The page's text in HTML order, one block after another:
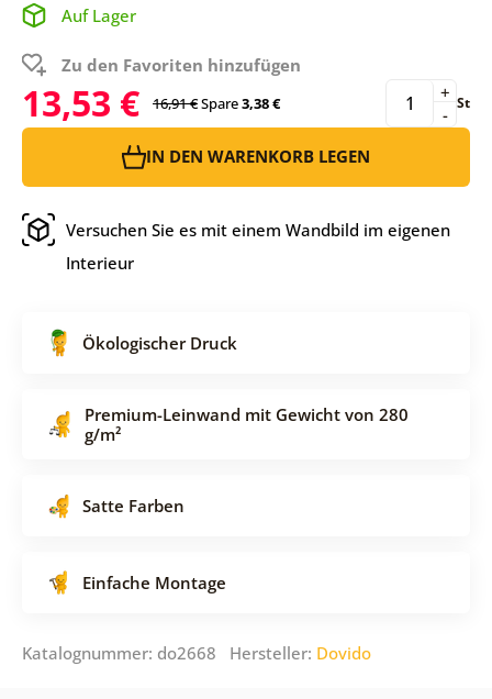
Auf Lager
Zu den Favoriten hinzufügen
13,53 € 16,91 €Spare3,38 € -
+ St
IN DEN WARENKORB LEGEN
Versuchen Sie es mit einem Wandbild im eigenen
Interieur
Ökologischer Druck
Premium-Leinwand mit Gewicht von 280
g/m²
Satte Farben
Einfache Montage
Katalognummer: do2668 Hersteller: Dovido